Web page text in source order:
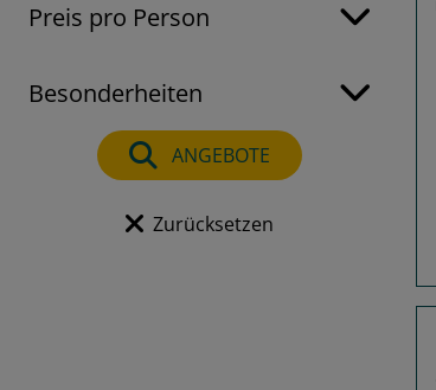
Preis pro Person
Besonderheiten
ANGEBOTE
Zurücksetzen